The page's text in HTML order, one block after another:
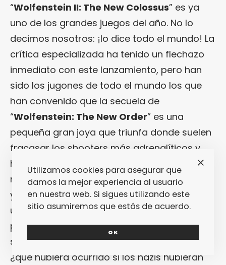
“Wolfenstein II: The New Colossus” es ya
uno de los grandes juegos del año. No lo
decimos nosotros: ¡lo dice todo el mundo! La
crítica especializada ha tenido un flechazo
inmediato con este lanzamiento, pero han
sido los jugones de todo el mundo los que
han convenido que la secuela de
“Wolfenstein: The New Order” es una
pequeña gran joya que triunfa donde suelen
fracasar los shooters más adrenalíticos y
hemoglobínicos: en el argumento, que aquí
resulta ser de una profundidad, complejidad
y elocuencia más propias deHBOque de
una consola. Por si no lo sabes: el punto de
partida de “Wolfenstein: The New Order”
surgía de una pregunta muy interesante:
¿qué hubiera ocurrido si los nazis hubieran
Utilizamos cookies para asegurar que
damos la mejor experiencia al usuario
en nuestra web. Si sigues utilizando este
sitio asumiremos que estás de acuerdo.
OK